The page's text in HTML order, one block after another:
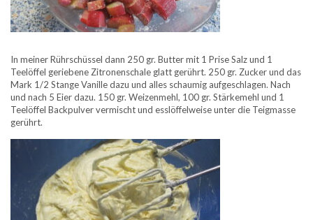
In meiner Rührschüssel dann 250 gr. Butter mit 1 Prise Salz und 1
Teelöffel geriebene Zitronenschale glatt gerührt. 250 gr. Zucker und das
Mark 1/2 Stange Vanille dazu und alles schaumig aufgeschlagen. Nach
und nach 5 Eier dazu. 150 gr. Weizenmehl, 100 gr. Stärkemehl und 1
Teelöffel Backpulver vermischt und esslöffelweise unter die Teigmasse
gerührt.